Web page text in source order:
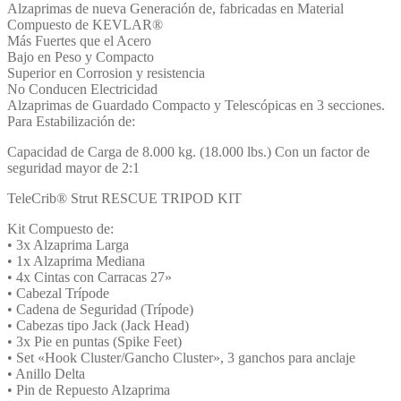
Alzaprimas de nueva Generación de, fabricadas en Material
Compuesto de KEVLAR®
Más Fuertes que el Acero
Bajo en Peso y Compacto
Superior en Corrosion y resistencia
No Conducen Electricidad
Alzaprimas de Guardado Compacto y Telescópicas en 3 secciones.
Para Estabilización de:
Capacidad de Carga de 8.000 kg. (18.000 lbs.) Con un factor de
seguridad mayor de 2:1
TeleCrib® Strut RESCUE TRIPOD KIT
Kit Compuesto de:
• 3x Alzaprima Larga
• 1x Alzaprima Mediana
• 4x Cintas con Carracas 27»
• Cabezal Trípode
• Cadena de Seguridad (Trípode)
• Cabezas tipo Jack (Jack Head)
• 3x Pie en puntas (Spike Feet)
• Set «Hook Cluster/Gancho Cluster», 3 ganchos para anclaje
• Anillo Delta
• Pin de Repuesto Alzaprima